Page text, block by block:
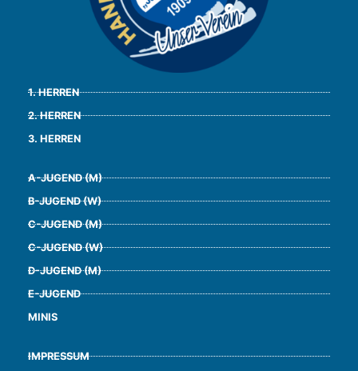
1. HERREN
2. HERREN
3. HERREN
A-JUGEND (M)
B-JUGEND (W)
C-JUGEND (M)
C-JUGEND (W)
D-JUGEND (M)
E-JUGEND
MINIS
IMPRESSUM